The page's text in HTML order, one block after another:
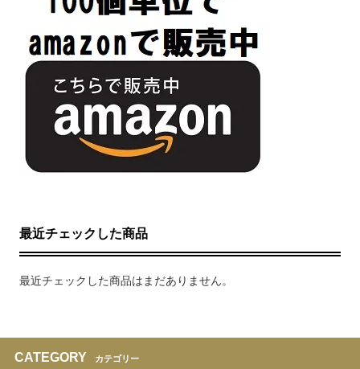
最近チェックした商品
最近チェックした商品はまだありません。
CATEGORY カテゴリー